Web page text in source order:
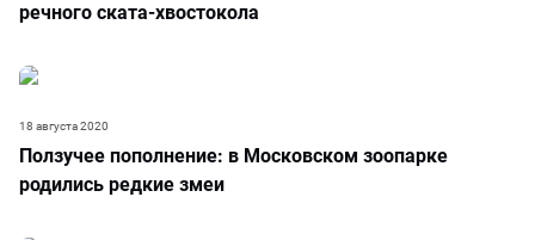
речного ската-хвостокола
Ползучее пополнение: в Московском зоопарке
родились редкие змеи
18 августа 2020